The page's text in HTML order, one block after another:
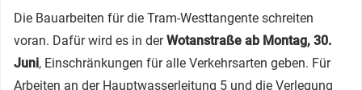
Die Bauarbeiten für die Tram-Westtangente schreiten
voran. Dafür wird es in derWotanstraße ab Montag, 30.
Juni, Einschränkungen für alle Verkehrsarten geben. Für
Arbeiten an der Hauptwasserleitung 5 und die Verlegung